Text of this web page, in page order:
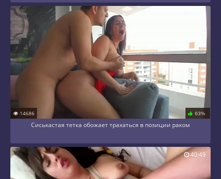
14686 63%
Сиськастая тетка обожает трахаться в позиции раком
40:49